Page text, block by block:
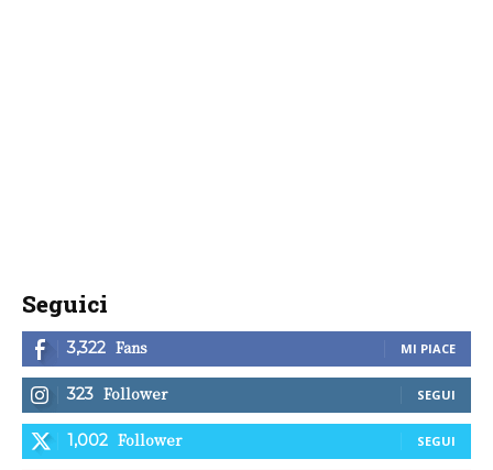
Seguici
3,322 Fans MI PIACE
323 Follower SEGUI
1,002 Follower SEGUI